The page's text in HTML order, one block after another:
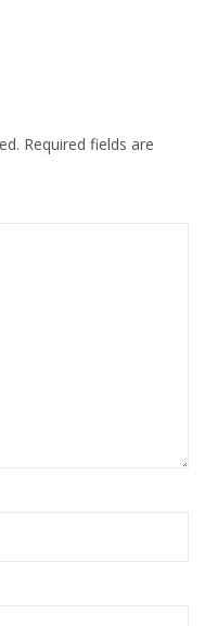
Required fields are